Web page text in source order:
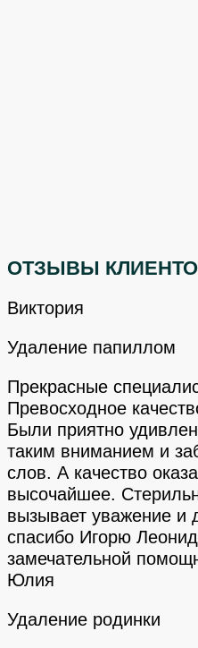
ОТЗЫВЫ
Виктория
Удаление папиллом
Прекрасные
Превосходное
Были приятно
таким вниманием и
слов. А качество
высочайшее.
вызывает уважение и
спасибо Игорю
замечательной
Юлия
Удаление родинки